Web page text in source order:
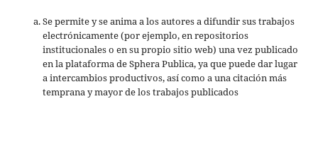
Se permite y se anima a los autores a difundir sus trabajos
electrónicamente (por ejemplo, en repositorios
institucionales o en su propio sitio web) una vez publicado
en la plataforma de Sphera Publica, ya que puede dar lugar
a intercambios productivos, así como a una citación más
temprana y mayor de los trabajos publicados